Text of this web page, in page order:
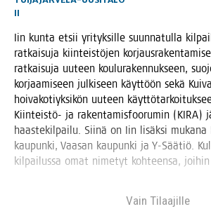
II
Iin kun­ta etsii yri­tyk­sil­le suun­na­tul­la
rat­kai­su­ja kiin­teis­tö­jen
rat­kai­su­ja uuteen kou­lu­ra­ken­nuk­seen,
kor­jaa­mi­seen jul­ki­seen käyt­töön sekä
hoi­va­ko­tiyk­si­kön uuteen
Kiin­teis­tö- ja raken­ta­mis­foo­ru­min (KIRA)
haas­te­kil­pai­lu. Sii­nä on Iin lisäk­si muka­na
kau­pun­ki, Vaa­san kau­pun­ki ja Y‑Säätiö.
kil­pai­lus­sa omat nime­tyt koh­teen­sa,
Vain Tilaa­jil­le